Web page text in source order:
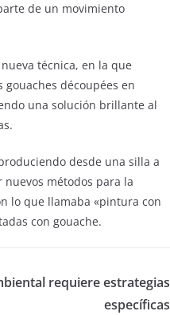
de un movimiento
técnica, en la que
découpées en
una solución brillante al
desde una silla a
métodos para la
lo que llamaba «pintura con
con gouache.
requiere estrategias
específicas